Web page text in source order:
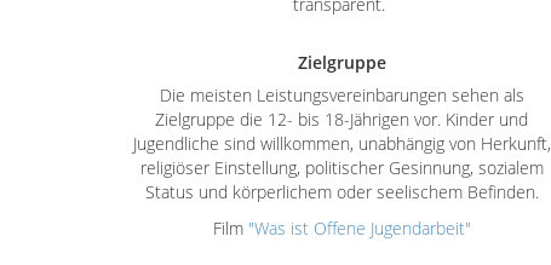
Zielgruppe
Die meisten Leistungsvereinbarungen sehen als
Zielgruppe die 12- bis 18-Jährigen vor. Kinder und
Jugendliche sind willkommen, unabhängig von Herkunft,
religiöser Einstellung, politischer Gesinnung, sozialem
Status und körperlichem oder seelischem Befinden.
Film "Was ist Offene Jugendarbeit"